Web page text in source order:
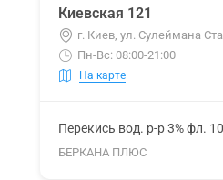
Киевская 121
г. Киев, ул. Сулеймана
Пн-Вс: 08:00-21:00
На карте
Перекись вод. р-р 3% фл.
БЕРКАНА ПЛЮС